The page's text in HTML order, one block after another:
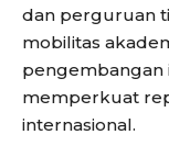
dan perguruan
mobilitas
pengembangan
memperkuat
internasional.